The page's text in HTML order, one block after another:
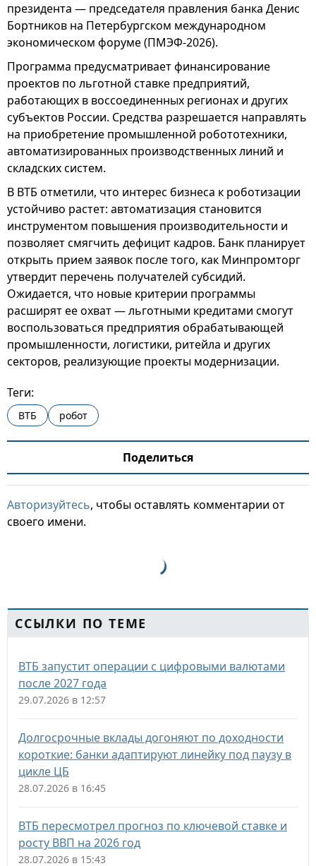
президента — председателя правления банка Денис
Бортников на Петербургском международном
экономическом форуме (ПМЭФ-2026).
Программа предусматривает финансирование
проектов по льготной ставке предприятий,
работающих в воссоединенных регионах и других
субъектов России. Средства разрешается направлять
на приобретение промышленной робототехники,
автоматизированных производственных линий и
складских систем.
В ВТБ отметили, что интерес бизнеса к роботизации
устойчиво растет: автоматизация становится
инструментом повышения производительности и
позволяет смягчить дефицит кадров. Банк планирует
открыть прием заявок после того, как Минпромторг
утвердит перечень получателей субсидий.
Ожидается, что новые критерии программы
расширят ее охват — льготными кредитами смогут
воспользоваться предприятия обрабатывающей
промышленности, логистики, ритейла и других
секторов, реализующие проекты модернизации.
Теги:
ВТБ робот
Поделиться
Авторизуйтесь, чтобы оставлять комментарии от
своего имени.
ССЫЛКИ ПО ТЕМЕ
ВТБ запустит операции с цифровыми валютами
после 2027 года
29.07.2026 в 12:57
Долгосрочные вклады догоняют по доходности
короткие: банки адаптируют линейку под паузу в
цикле ЦБ
28.07.2026 в 16:45
ВТБ пересмотрел прогноз по ключевой ставке и
росту ВВП на 2026 год
28.07.2026 в 15:43